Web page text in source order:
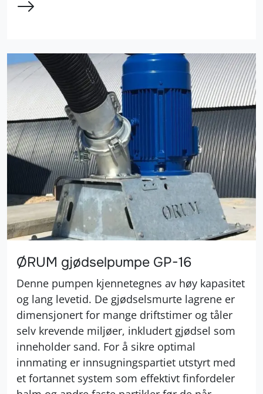
ØRUM gjødselpumpe GP-16
Denne pumpen kjennetegnes av høy kapasitet
og lang levetid. De gjødselsmurte lagrene er
dimensjonert for mange driftstimer og tåler
selv krevende miljøer, inkludert gjødsel som
inneholder sand. For å sikre optimal
innmating er innsugningspartiet utstyrt med
et fortannet system som effektivt finfordeler